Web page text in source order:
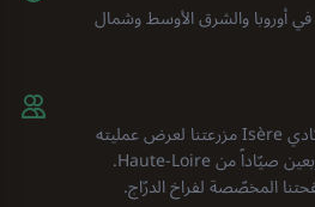
أوروبا والشرق الأوسط وشمال
في يوليو 2026، اختار اتحاد صيّادي Isère مزرعتنا لعرض عمليته
الخاصة بفراخ الدرّاج على نحو أربعين صيّاداً من Haute-Loire.
المخصّصة لفراخ الدرّاج.